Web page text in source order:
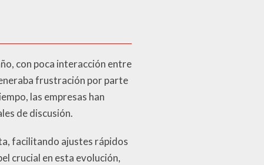
con poca interacción entre
frustración por parte
las empresas han
de discusión.
facilitando ajustes rápidos
crucial en esta evolución,